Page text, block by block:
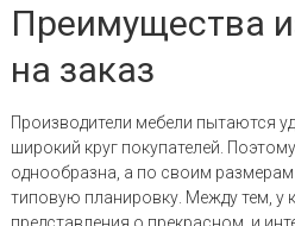
Преимущества
на заказ
Производители мебели пытаются
широкий круг покупателей.
однообразна, а по своим
типовую планировку. Между тем, у
представления о прекрасном, и